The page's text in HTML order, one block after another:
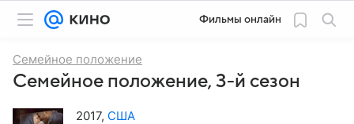
Фильмы онлайн
Семейное положение
Семейное положение, 3-й сезон
2017, США